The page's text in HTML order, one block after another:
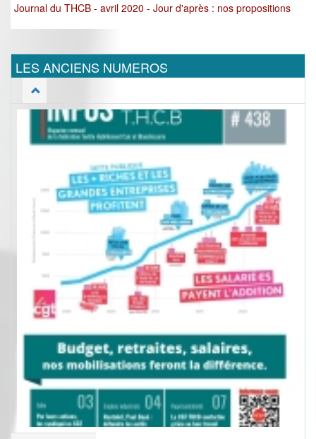
Journal du THCB - avril 2020 - Jour d'après : nos propositions
LES ANCIENS NUMEROS